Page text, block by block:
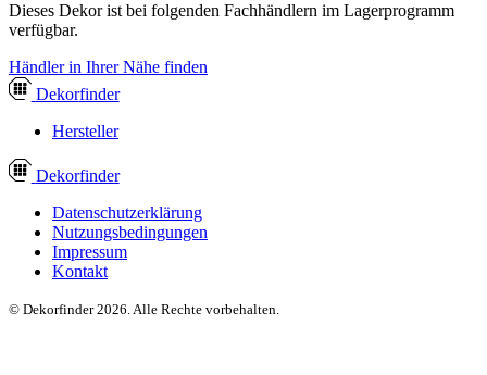
Dieses Dekor ist bei folgenden Fachhändlern im Lagerprogramm
verfügbar.
Händler in Ihrer Nähe finden
Dekorfinder
Hersteller
Dekorfinder
Datenschutzerklärung
Nutzungsbedingungen
Impressum
Kontakt
© Dekorfinder 2026. Alle Rechte vorbehalten.